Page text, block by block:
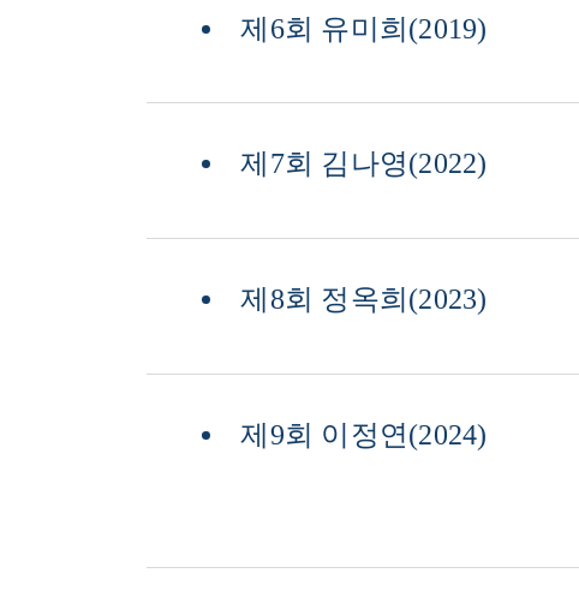
제6회 유미희(2019)
제7회 김나영(2022)
제8회 정옥희(2023)
제9회 이정연(2024)